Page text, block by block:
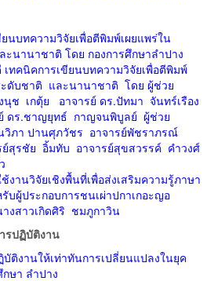
นบทความวิจัยเพื่อตีพิมพ์เผยแพร่ใน
นานาชาติ โดย กองการศึกษาลำปาง
ทคนิคการเขียนบทความวิจัยเพื่อตีพิมพ์
ะดับชาติ และนานาชาติ โดย ผู้ช่วย
นุช เกตุ้ย อาจารย์ ดร.ปัทมา จันทร์เรือง
ดร.ชาญยุทธ์ กาญจนพิบูลย์ ผู้ช่วย
วิภา ปานศุภวัชร อาจารย์พัชราภรณ์
สุรชัย อิ้มทับ อาจารย์สุขสวรรค์ คำวงศ์
งานวิจัยเชิงพื้นที่เพื่อส่งเสริมความรู้ภาษา
บผู้ประกอบการชนเผ่าปกาเกอะญอ
งสาวเกิดศิริ ชมภูกาวิน
รปฏิบัติงาน
บัติงานให้เท่าทันการเปลี่ยนแปลงในยุค
ษา ลำปาง